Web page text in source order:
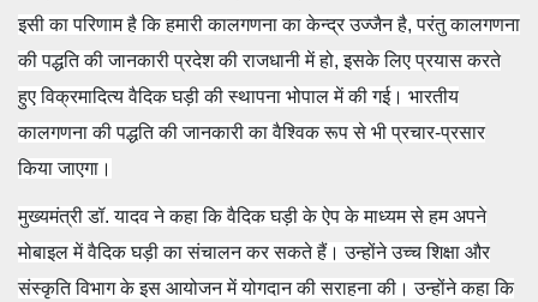
इसी का परिणाम है कि हमारी कालगणना का केन्द्र उज्जैन है, परंतु कालगणना
की पद्धति की जानकारी प्रदेश की राजधानी में हो, इसके लिए प्रयास करते
हुए विक्रमादित्य वैदिक घड़ी की स्थापना भोपाल में की गई। भारतीय
कालगणना की पद्धति की जानकारी का वैश्विक रूप से भी प्रचार-प्रसार
किया जाएगा।
मुख्यमंत्री डॉ. यादव ने कहा कि वैदिक घड़ी के ऐप के माध्यम से हम अपने
मोबाइल में वैदिक घड़ी का संचालन कर सकते हैं। उन्होंने उच्च शिक्षा और
संस्कृति विभाग के इस आयोजन में योगदान की सराहना की। उन्होंने कहा कि